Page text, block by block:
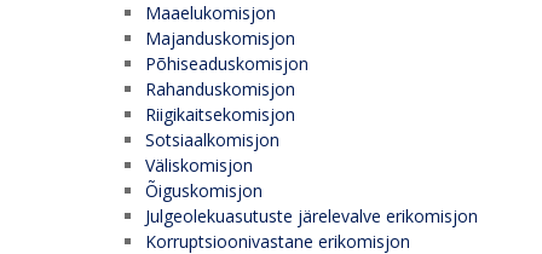
Maaelukomisjon
Majanduskomisjon
Põhiseaduskomisjon
Rahanduskomisjon
Riigikaitsekomisjon
Sotsiaalkomisjon
Väliskomisjon
Õiguskomisjon
Julgeolekuasutuste järelevalve erikomisjon
Korruptsioonivastane erikomisjon